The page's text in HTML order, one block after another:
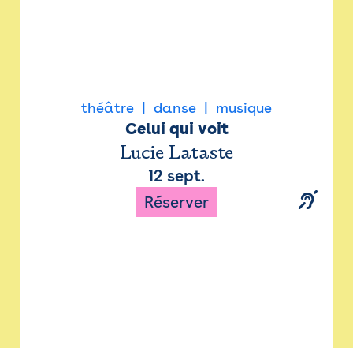
théâtre danse musique
Celui qui voit
Lucie Lataste
12 sept.
Réserver